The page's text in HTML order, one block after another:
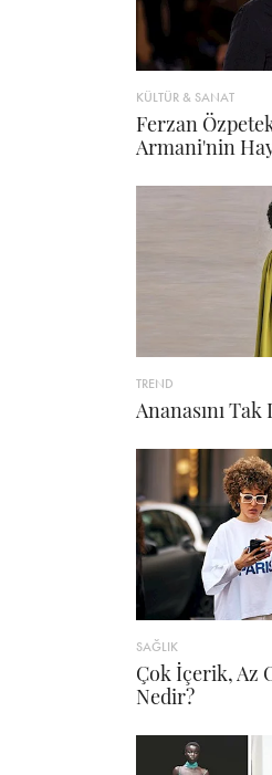
KÜLTÜR & SANAT
Ferzan
Armani'nin
TREND
Ananasını Tak
SAĞLIK
Çok İçerik, Az
Nedir?